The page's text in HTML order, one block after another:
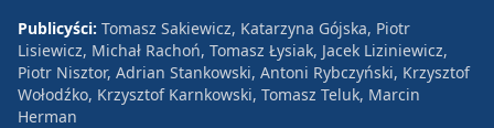
Publicyści: Tomasz Sakiewicz, Katarzyna Gójska, Piotr
Lisiewicz, Michał Rachoń, Tomasz Łysiak, Jacek Liziniewicz,
Piotr Nisztor, Adrian Stankowski, Antoni Rybczyński, Krzysztof
Wołodźko, Krzysztof Karnkowski, Tomasz Teluk, Marcin
Herman